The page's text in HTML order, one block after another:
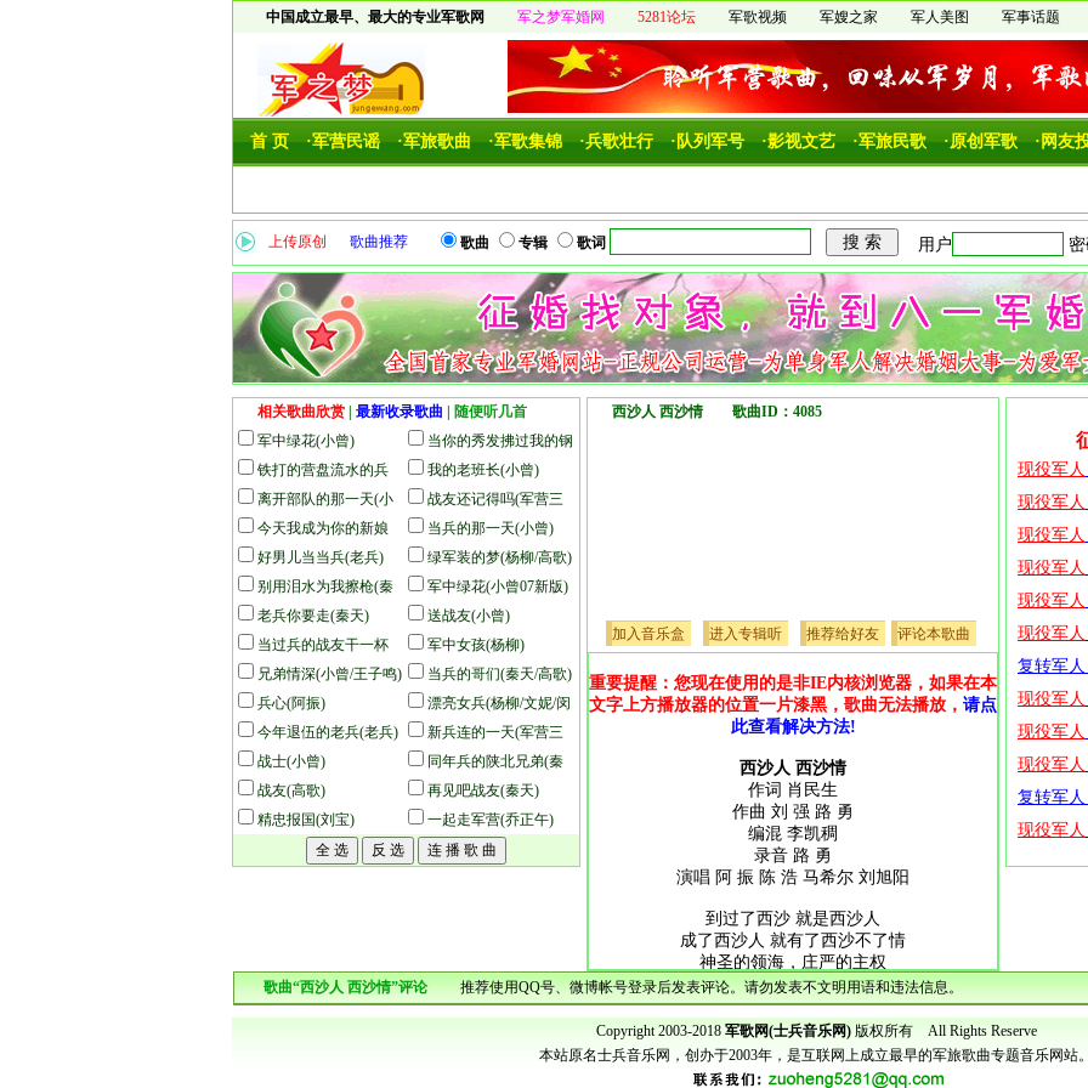
中国成立最早、最大的专业军歌网 军之梦军婚网 5281论坛 军歌视频 军嫂之家 军人美图 军事话题
首 页 ·军营民谣 ·军旅歌曲 ·军歌集锦 ·兵歌壮行 ·队列军号 ·影视文艺 ·军旅民歌 ·原创军歌 ·网友
上传原创 歌曲推荐 歌曲 专辑 歌词
相关歌曲欣赏 最新收录歌曲
随便听几首
军中绿花(小曾)
当你的秀发拂过我的钢
枪(高歌)
铁打的营盘流水的兵
(高歌)
我的老班长(小曾)
离开部队的那一天(小
曾)
战友还记得吗(军营三
人组)
今天我成为你的新娘
(杨柳)
当兵的那一天(小曾)
好男儿当当兵(老兵)
绿军装的梦(杨柳/高歌)
别用泪水为我擦枪(秦
天)
军中绿花(小曾07新版)
老兵你要走(秦天)
送战友(小曾)
当过兵的战友干一杯
(老兵)
军中女孩(杨柳)
兄弟情深(小曾/王子鸣)
当兵的哥们(秦天/高歌)
兵心(阿振)
漂亮女兵(杨柳/文妮/闵
芳)
今年退伍的老兵(老兵)
新兵连的一天(军营三
人组)
战士(小曾)
同年兵的陕北兄弟(秦
天)
战友(高歌)
再见吧战友(秦天)
精忠报国(刘宝)
一起走军营(乔正午)
西沙人 西沙情 歌曲ID：4085
加入音乐盒 进入专辑听 推荐给好友 评论本歌曲
重要提醒：您现在使用的是非IE内核浏览器，如果在本
文字上方播放器的位置一片漆黑，歌曲无法播放， 请点
此查看解决方法!
西沙人 西沙情
作词 肖民生
作曲 刘 强 路 勇
编混 李凯稠
录音 路 勇
演唱 阿 振 陈 浩 马希尔 刘旭阳
到过了西沙 就是西沙人
成了西沙人 就有了西沙不了情
神圣的领海，庄严的主权
爱国爱岛爱海洋 是我们日夜守护的国土
伟大的母亲
当过西沙兵 才懂西沙人
读懂了西沙人 就有了不变的中国心
寸海绝不让 寸土绝不丢
歌曲“西沙人 西沙情”评论推荐使用QQ号、微博帐号登录后发表评论。请勿发表不文明用语和违法信息。
Copyright 2003-2018 军歌网(士兵音乐网)版权所有 All Rights Reserve
本站原名士兵音乐网，创办于2003年，是互联网上成立最早的军旅歌曲专题音乐网站